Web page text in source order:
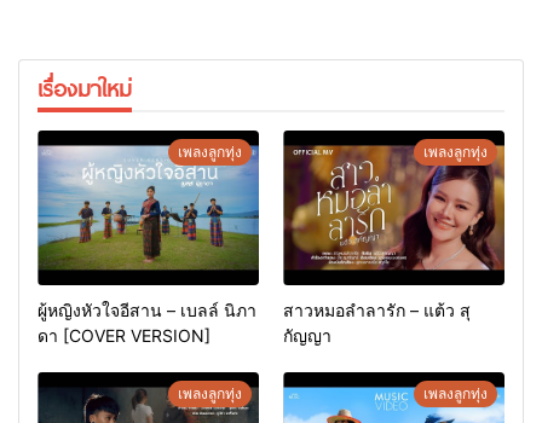
เรื่องมาใหม่
เพลงลูกทุ่ง
ผู้หญิงหัวใจอีสาน – เบลล์ นิภา
ดา [COVER VERSION]
เพลงลูกทุ่ง
สาวหมอลำลารัก – แต้ว สุ
กัญญา
เพลงลูกทุ่ง เพลงลูกทุ่ง